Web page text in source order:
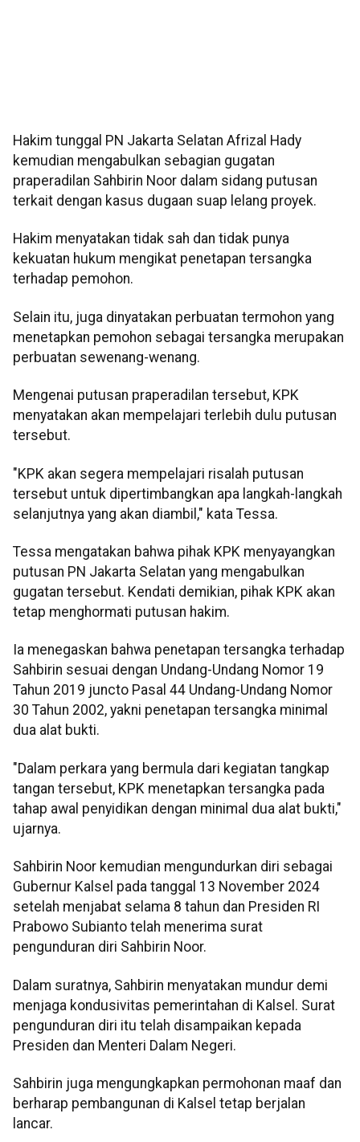
Hakim tunggal PN Jakarta Selatan Afrizal Hady
kemudian mengabulkan sebagian gugatan
praperadilan Sahbirin Noor dalam sidang putusan
terkait dengan kasus dugaan suap lelang proyek.
Hakim menyatakan tidak sah dan tidak punya
kekuatan hukum mengikat penetapan tersangka
terhadap pemohon.
Selain itu, juga dinyatakan perbuatan termohon yang
menetapkan pemohon sebagai tersangka merupakan
perbuatan sewenang-wenang.
Mengenai putusan praperadilan tersebut, KPK
menyatakan akan mempelajari terlebih dulu putusan
tersebut.
"KPK akan segera mempelajari risalah putusan
tersebut untuk dipertimbangkan apa langkah-langkah
selanjutnya yang akan diambil," kata Tessa.
Tessa mengatakan bahwa pihak KPK menyayangkan
putusan PN Jakarta Selatan yang mengabulkan
gugatan tersebut. Kendati demikian, pihak KPK akan
tetap menghormati putusan hakim.
Ia menegaskan bahwa penetapan tersangka terhadap
Sahbirin sesuai dengan Undang-Undang Nomor 19
Tahun 2019 juncto Pasal 44 Undang-Undang Nomor
30 Tahun 2002, yakni penetapan tersangka minimal
dua alat bukti.
"Dalam perkara yang bermula dari kegiatan tangkap
tangan tersebut, KPK menetapkan tersangka pada
tahap awal penyidikan dengan minimal dua alat bukti,"
ujarnya.
Sahbirin Noor kemudian mengundurkan diri sebagai
Gubernur Kalsel pada tanggal 13 November 2024
setelah menjabat selama 8 tahun dan Presiden RI
Prabowo Subianto telah menerima surat
pengunduran diri Sahbirin Noor.
Dalam suratnya, Sahbirin menyatakan mundur demi
menjaga kondusivitas pemerintahan di Kalsel. Surat
pengunduran diri itu telah disampaikan kepada
Presiden dan Menteri Dalam Negeri.
Sahbirin juga mengungkapkan permohonan maaf dan
berharap pembangunan di Kalsel tetap berjalan
lancar.